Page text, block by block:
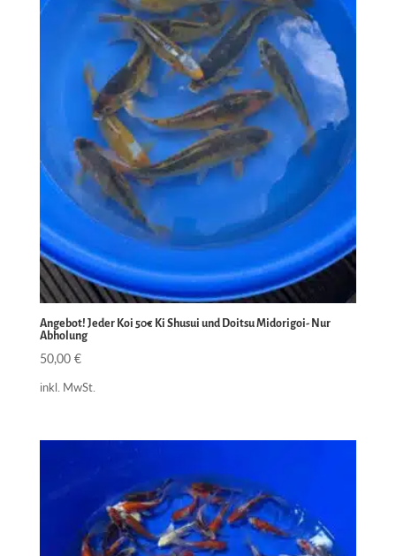
Angebot! Jeder Koi 50€ Ki Shusui und Doitsu Midorigoi- Nur
Abholung
50,00 €
inkl. MwSt.